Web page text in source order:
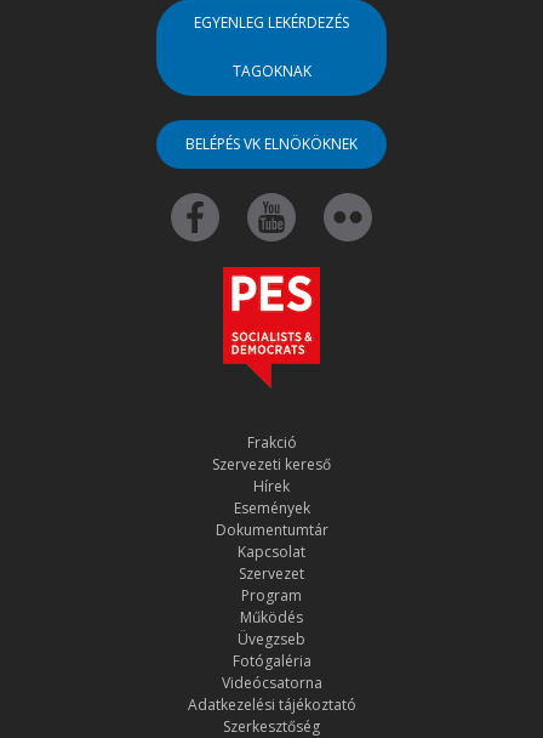
EGYENLEG LEKÉRDEZÉS
TAGOKNAK
BELÉPÉS VK ELNÖKÖKNEK
Frakció
Szervezeti kereső
Hírek
Események
Dokumentumtár
Kapcsolat
Szervezet
Program
Működés
Üvegzseb
Fotógaléria
Videócsatorna
Adatkezelési tájékoztató
Szerkesztőség